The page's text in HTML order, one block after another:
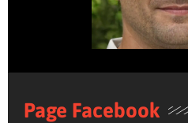
Page Facebook